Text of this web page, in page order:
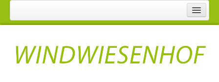
Home
Die Lage